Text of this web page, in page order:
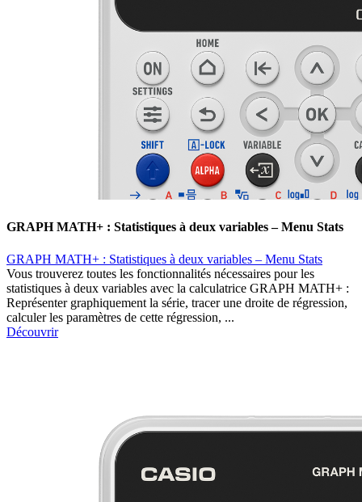
GRAPH MATH+ : Statistiques à deux variables – Menu Stats
GRAPH MATH+ : Statistiques à deux variables – Menu Stats
Vous trouverez toutes les fonctionnalités nécessaires pour les
statistiques à deux variables avec la calculatrice GRAPH MATH+ :
Représenter graphiquement la série, tracer une droite de régression,
calculer les paramètres de cette régression, ...
Découvrir